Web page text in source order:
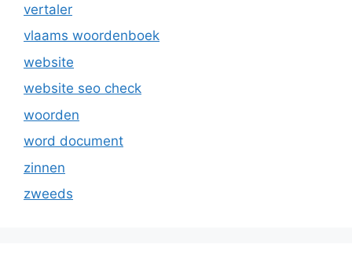
vertaler
vlaams woordenboek
website
website seo check
woorden
word document
zinnen
zweeds